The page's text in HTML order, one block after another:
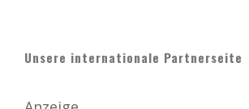
Unsere internationale Partnerseite